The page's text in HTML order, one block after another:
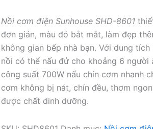
là:
5.190.000 ₫.
tại
là:
453.000 ₫.
Nồi cơm điện Sunhouse SHD-8601
đơn giản, màu đỏ bắt mắt, làm đẹp
không gian bếp nhà bạn. Với dung tích
nồi có thể nấu đử cho khoảng 6 người
công suất 700W nấu chín cơm nhanh
cơm không bị nát, chín đều, thơm
được chất dinh dưỡng.